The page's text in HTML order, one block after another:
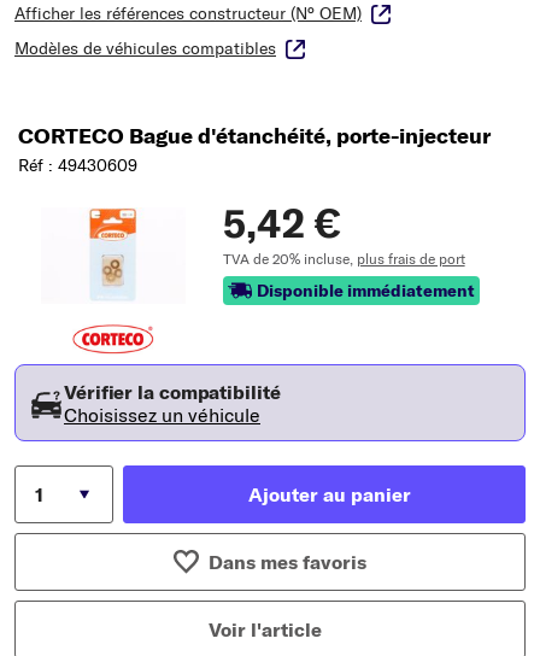
Afficher les références constructeur (N° OEM)
Modèles de véhicules compatibles
CORTECO Bague d'étanchéité, porte-injecteur
Réf : 49430609
5,42 €
TVA de 20% incluse, plus frais de port
Disponible immédiatement
Vérifier la compatibilité
Choisissez un véhicule
Ajouter au panier
Dans mes favoris
Voir l'article